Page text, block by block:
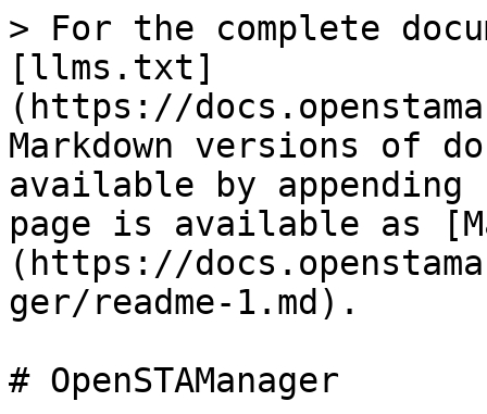
> For the complete
[llms.txt]
(https://
Markdown versions of
available by
page is available as
(https://
ger/readme-1.md).
# OpenSTAManager